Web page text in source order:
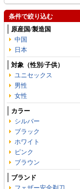
条件で絞り込む
原産国/製造国
中国
日本
対象（性別/子供）
ユニセックス
男性
女性
カラー
シルバー
ブラック
ホワイト
ピンク
ブラウン
ブランド